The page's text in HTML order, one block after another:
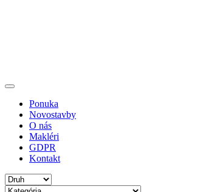
Ponuka
Novostavby
O nás
Makléri
GDPR
Kontakt